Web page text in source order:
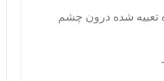
تعبیه شده درون چشم